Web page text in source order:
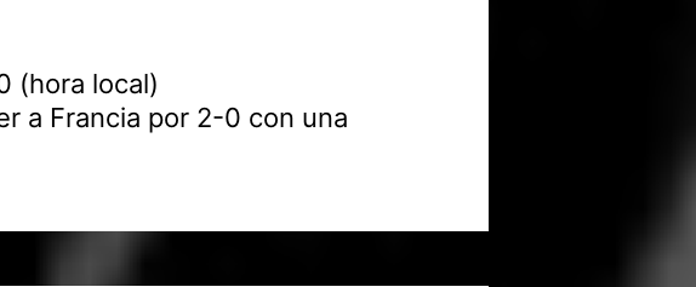
(hora local)
a Francia por 2-0 con una